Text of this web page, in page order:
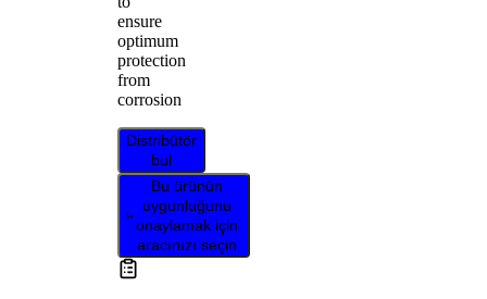
ensure
optimum
protection
from
corrosion
Distribütör
bul
Bu ürünün
uygunluğunu
onaylamak için
aracınızı seçin